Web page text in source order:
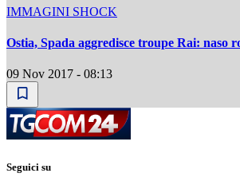
IMMAGINI SHOCK
Ostia, Spada aggredisce troupe Rai: naso
09 Nov 2017 - 08:13
Seguici su